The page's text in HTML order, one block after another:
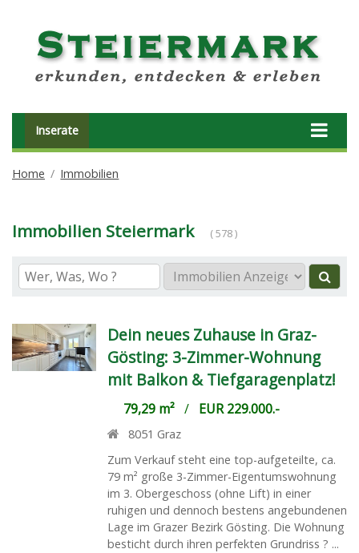
Inserate
Home Immobilien
Immobilien Steiermark ( 578 )
Dein neues Zuhause in Graz-
Gösting: 3-Zimmer-Wohnung
mit Balkon & Tiefgaragenplatz!
79,29 m²/ EUR 229.000.-
8051 Graz
Zum Verkauf steht eine top-aufgeteilte, ca.
79 m² große 3-Zimmer-Eigentumswohnung
im 3. Obergeschoss (ohne Lift) in einer
ruhigen und dennoch bestens angebundenen
Lage im Grazer Bezirk Gösting. Die Wohnung
besticht durch ihren perfekten Grundriss ? ...